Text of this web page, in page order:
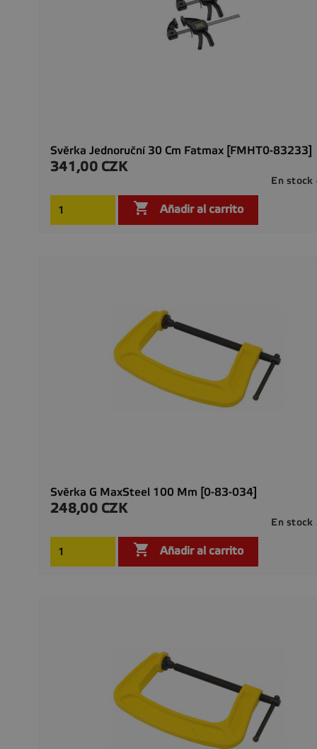
Svěrka Jednoruční 30 Cm Fatmax [FMHT0-83233]
Precio
341,00 CZK
En stock
 Añadir al carrito
Svěrka G MaxSteel 100 Mm [0-83-034]
Precio
248,00 CZK
En stock
 Añadir al carrito